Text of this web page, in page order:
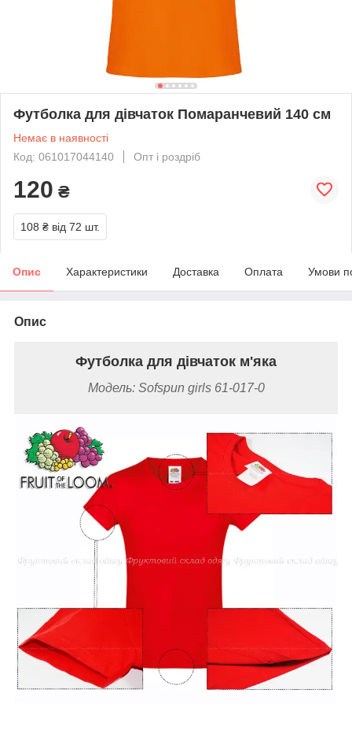
Футболка для дівчаток Помаранчевий 140 см
Немає в наявності
Код: 061017044140
Опт і роздріб
120 ₴
108 ₴ від 72 шт.
Опис Характеристики Доставка Оплата Умови
Опис
Футболка для дівчаток м'яка
Модель: Sofspun girls61-017-0